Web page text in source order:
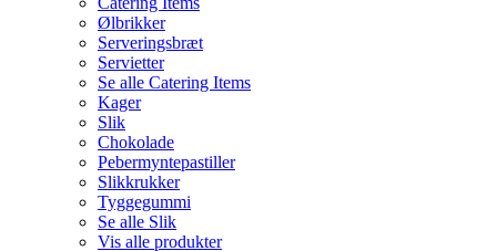
Ølbrikker
Serveringsbræt
Servietter
Se alle Catering Items
Kager
Slik
Chokolade
Pebermyntepastiller
Slikkrukker
Tyggegummi
Se alle Slik
Vis alle produkter